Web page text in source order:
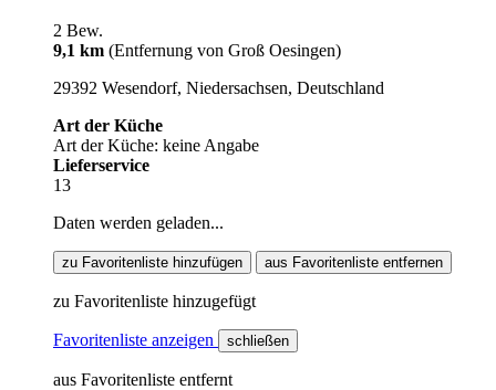
2 Bew.
9,1 km (Entfernung von Groß Oesingen)
29392 Wesendorf, Niedersachsen, Deutschland
Art der Küche
Art der Küche: keine Angabe
Lieferservice
13
Daten werden geladen...
zu Favoritenliste hinzufügen aus Favoritenliste entfernen
zu Favoritenliste hinzugefügt
Favoritenliste anzeigen schließen
aus Favoritenliste entfernt